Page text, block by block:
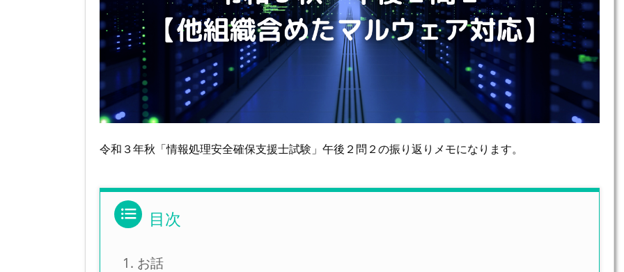
令和３年秋「情報処理安全確保支援士試験」午後２問２の振り返りメモになります。
お話